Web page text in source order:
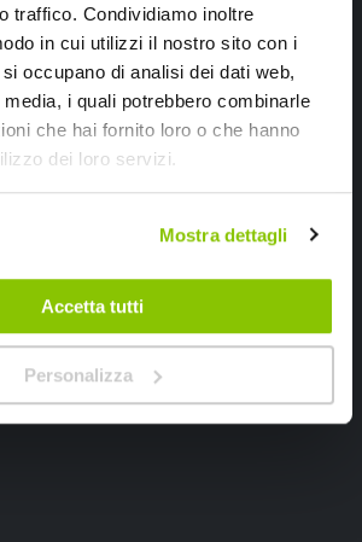
traffico. Condividiamo inoltre
in cui utilizzi il nostro sito con i
occupano di analisi dei dati web,
i quali potrebbero combinarle
che hai fornito loro o che hanno
dei loro servizi.
Mostra dettagli
Accetta tutti
Personalizza